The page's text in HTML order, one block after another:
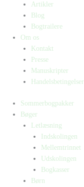
Artikler
Blog
Bogtrailere
Om os
Kontakt
Presse
Manuskripter
Handelsbetingelser
Sommerbogpakker
Bøger
Letlæsning
Indskolingen
Mellemtrinnet
Udskolingen
Bogkasser
Børn